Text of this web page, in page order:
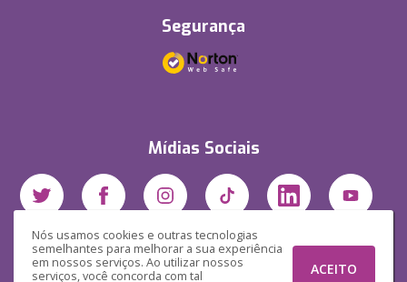
Nós usamos cookies e outras tecnologias
semelhantes para melhorar a sua experiência
em nossos serviços. Ao utilizar nossos
serviços, você concorda com tal
ACEITO
Segurança
Mídias Sociais